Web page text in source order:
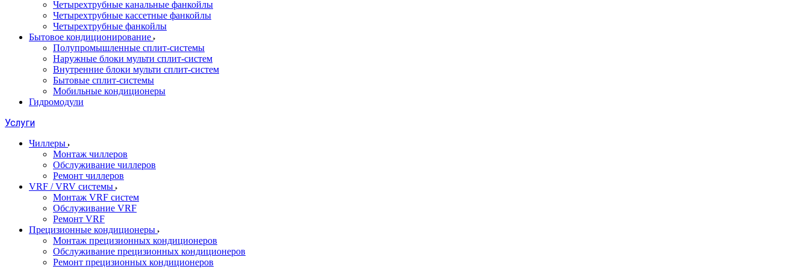
Четырехтрубные канальные фанкойлы
Четырехтрубные кассетные фанкойлы
Четырехтрубные фанкойлы
Бытовое кондиционирование
Полупромышленные сплит-системы
Наружные блоки мульти сплит-систем
Внутренние блоки мульти сплит-систем
Бытовые сплит-системы
Мобильные кондиционеры
Гидромодули
Услуги
Чиллеры
Монтаж чиллеров
Обслуживание чиллеров
Ремонт чиллеров
VRF / VRV системы
Монтаж VRF систем
Обслуживание VRF
Ремонт VRF
Прецизионные кондиционеры
Монтаж прецизионных кондиционеров
Обслуживание прецизионных кондиционеров
Ремонт прецизионных кондиционеров